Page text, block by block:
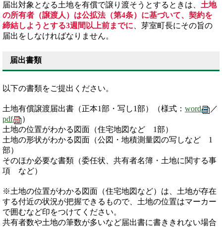
届出対象となる土地を有償で譲り渡そうとするときは、 土地
の所有者（譲渡人）は公拡法（第4条）に基づいて、契約を
締結しようとする3週間以上前までに 、芽室町長にその旨の
届出をしなければなりません。
届出書類
以下の書類をご提出ください。
土地有償譲渡届出書（正本1部・写し1部）（様式： word
／
pdf
）
土地の位置がわかる図面（住宅地図など 1部）
土地の形状がわかる図面（公図・地積測量図の写しなど 1
部）
そのほか必要な書類（委任状、共有者名簿・土地に関する事
項 など）
※土地の位置がわかる図面（住宅地図など）は、土地が存在
する付近の状況が把握できるもので、土地の位置はマーカー
で囲むなど印をつけてください。
共有者数や土地の筆数が多いなど届出書に書ききれない場合